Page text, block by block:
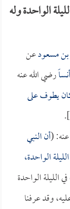
الواحدة وله
مسعودعن
أنساًرضي الله عنه
يطوف على
(أن النبي
الواحدة،
الليلة الواحدة
وقد عرفنا